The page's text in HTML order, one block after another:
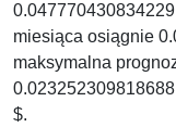
miesiąca osiągnie
maksymalna
$.